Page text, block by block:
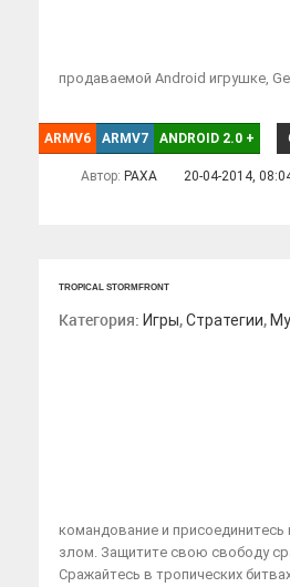
продаваемой Android игрушке,
ARMV6 ARMV7 ANDROID 2.0 +
Автор: PAXA 20-04-2014,
TROPICAL STORMFRONT
Категория: Игры,Стратегии,
командование и
злом. Защитите свою свободу
Сражайтесь в тропических